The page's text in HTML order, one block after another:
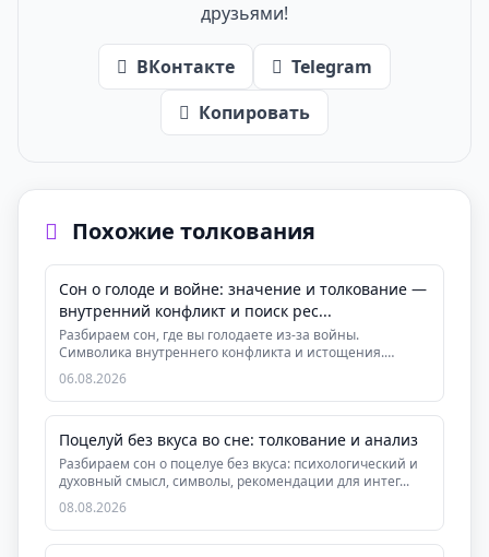
друзьями!
ВКонтакте
Telegram
Копировать
Похожие толкования
Сон о голоде и войне: значение и толкование —
внутренний конфликт и поиск рес...
Разбираем сон, где вы голодаете из-за войны.
Символика внутреннего конфликта и истощения.
Практическ...
06.08.2026
Поцелуй без вкуса во сне: толкование и анализ
Разбираем сон о поцелуе без вкуса: психологический и
духовный смысл, символы, рекомендации для интег...
08.08.2026